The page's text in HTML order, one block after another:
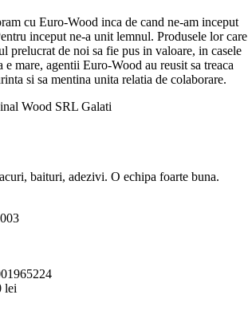
cu Euro-Wood inca de cand ne-am inceput
inceput ne-a unit lemnul. Produsele lor care
prelucrat de noi sa fie pus in valoare, in casele
e mare, agentii Euro-Wood au reusit sa treaca
si sa mentina unita relatia de colaborare.
Wood SRL Galati
baituri, adezivi. O echipa foarte buna.
lei